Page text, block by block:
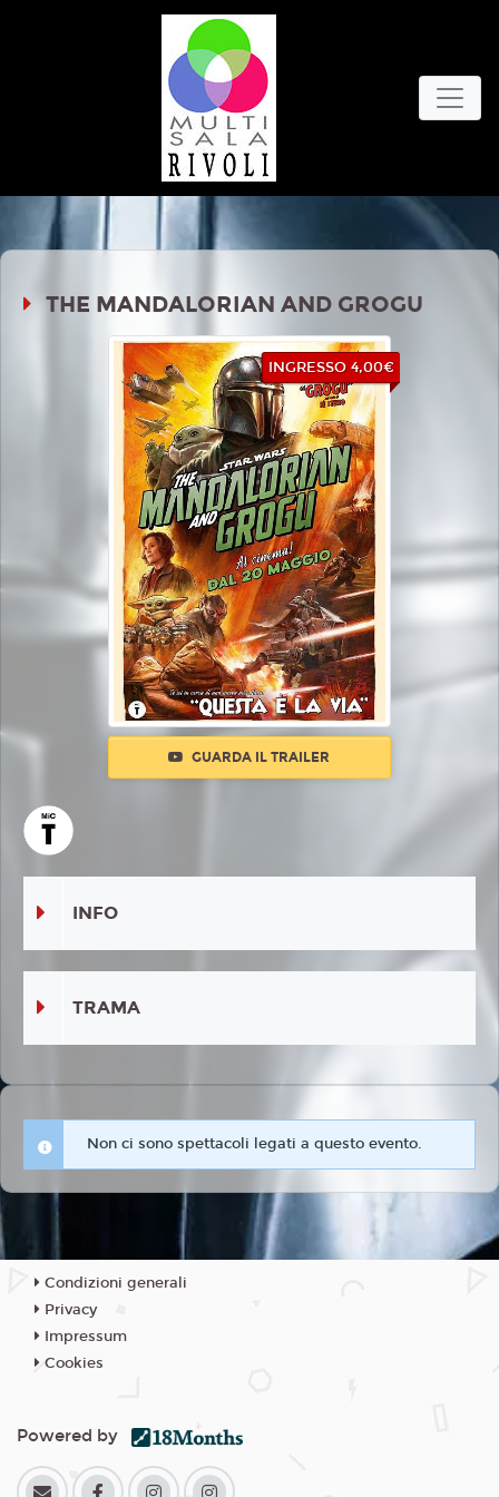
THE MANDALORIAN AND GROGU
INGRESSO 4,00€
GUARDA IL TRAILER
INFO
TRAMA
Non ci sono spettacoli legati a questo evento.
Condizioni generali
Privacy
Impressum
Cookies
Powered by